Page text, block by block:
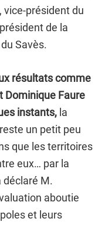
vice-président du
de la
Savès.
résultats comme
Dominique Faure
instants, la
un petit peu
que les territoires
eux… par la
déclaré M.
aboutie
et leurs